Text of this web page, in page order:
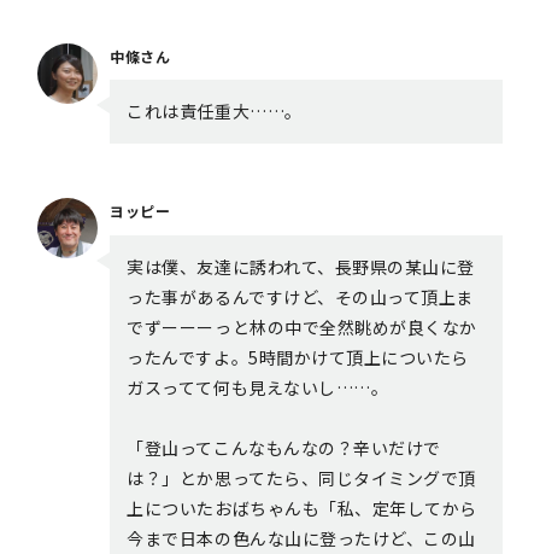
中條さん
これは責任重大……。
ヨッピー
実は僕、友達に誘われて、長野県の某山に登
った事があるんですけど、その山って頂上ま
でずーーーっと林の中で全然眺めが良くなか
ったんですよ。5時間かけて頂上についたら
ガスってて何も見えないし……。
「登山ってこんなもんなの？辛いだけで
は？」とか思ってたら、同じタイミングで頂
上についたおばちゃんも「私、定年してから
今まで日本の色んな山に登ったけど、この山